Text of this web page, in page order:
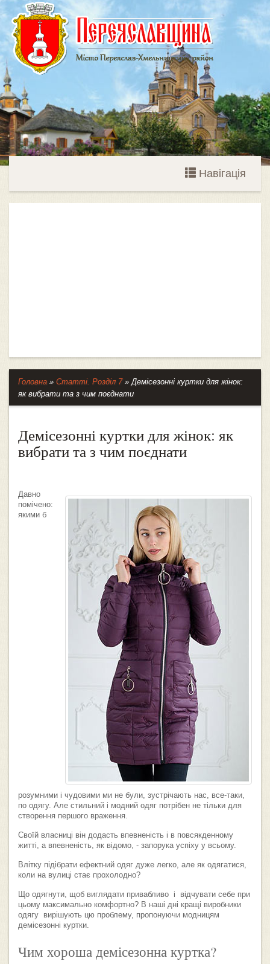
Навігація
Головна » Статті. Розділ 7»Демісезонні куртки для жінок:
як вибрати та з чим поєднати
Демісезонні куртки для жінок: як
вибрати та з чим поєднати
Давно
помічено:
якими б
розумними і чудовими ми не були, зустрічають нас, все-таки,
по одягу. Але стильний і модний одяг потрібен не тільки для
створення першого враження.
Своїй власниці він додасть впевненість і в повсякденному
житті, а впевненість, як відомо, - запорука успіху у всьому.
Влітку підібрати ефектний одяг дуже легко, але як одягатися,
коли на вулиці стає прохолодно?
Що одягнути, щоб виглядати привабливо і відчувати себе при
цьому максимально комфортно? В наші дні кращі виробники
одягу вирішують цю проблему, пропонуючи модницям
демісезонні куртки.
Чим хороша демісезонна куртка?